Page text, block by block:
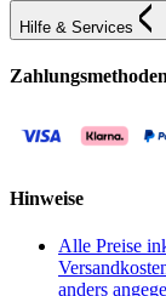
Hilfe & Services
Zahlungsmethoden
Hinweise
Alle Preise
anders